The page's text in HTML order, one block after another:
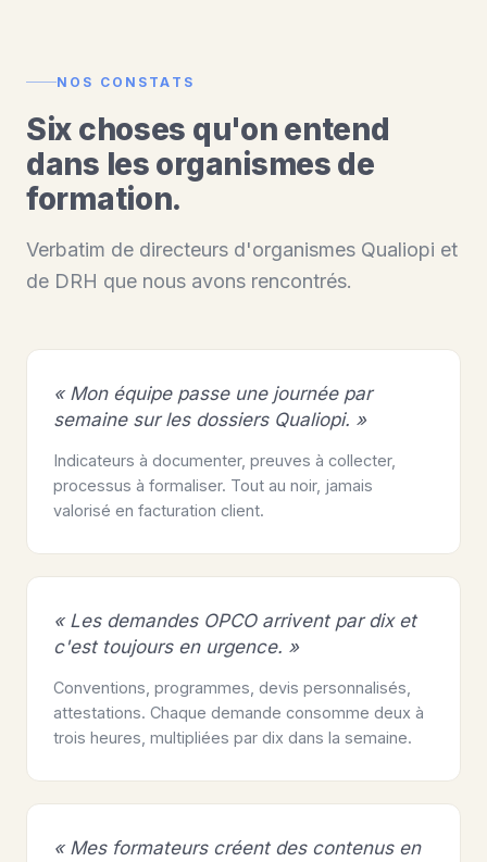
NOS CONSTATS
Six choses qu'on entend
dans les organismes de
formation.
Verbatim de directeurs d'organismes Qualiopi et
de DRH que nous avons rencontrés.
« Mon équipe passe une journée par
semaine sur les dossiers Qualiopi. »
Indicateurs à documenter, preuves à collecter,
processus à formaliser. Tout au noir, jamais
valorisé en facturation client.
« Les demandes OPCO arrivent par dix et
c'est toujours en urgence. »
Conventions, programmes, devis personnalisés,
attestations. Chaque demande consomme deux à
trois heures, multipliées par dix dans la semaine.
« Mes formateurs créent des contenus en